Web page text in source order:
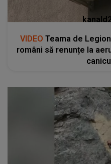
VIDEO Teama de
români să renunțe la